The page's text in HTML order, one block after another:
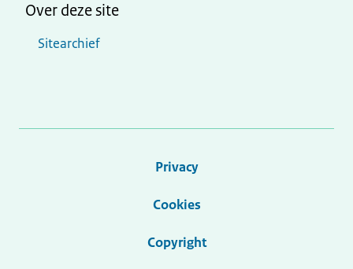
Over deze site
Sitearchief
Privacy
Cookies
Copyright